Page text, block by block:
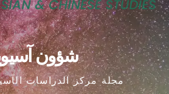
شؤون
مجلة مركز الدراسات